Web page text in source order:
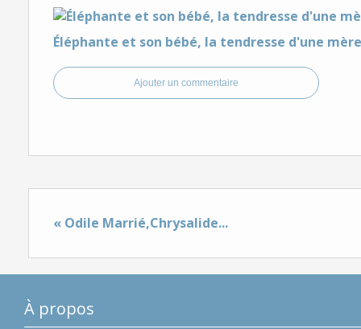
Éléphante et son bébé, la tendresse d'une
Ajouter un commentaire
« Odile Marrié,Chrysalide...
À propos